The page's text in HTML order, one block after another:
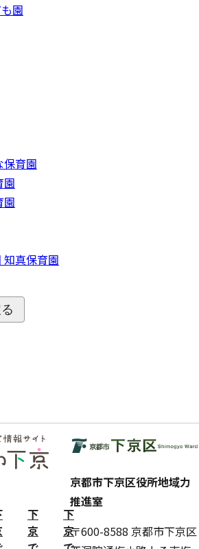
園
保育園
園
園
真保育園
下
京
下
京
京都市下京区役所地域力
推進室
〒600-8588 京都市下京区